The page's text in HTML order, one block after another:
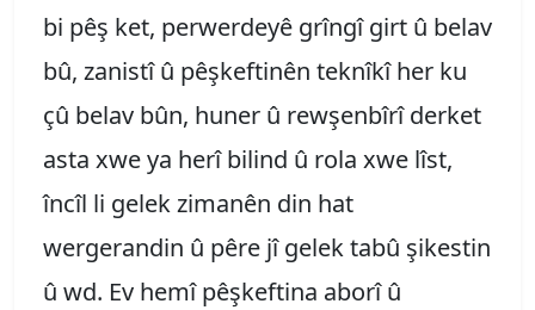
bi pêş ket, perwerdeyê grîngî girt û belav
bû, zanistî û pêşkeftinên teknîkî her ku
çû belav bûn, huner û rewşenbîrî derket
asta xwe ya herî bilind û rola xwe lîst,
încîl li gelek zimanên din hat
wergerandin û pêre jî gelek tabû şikestin
û wd. Ev hemî pêşkeftina aborî û